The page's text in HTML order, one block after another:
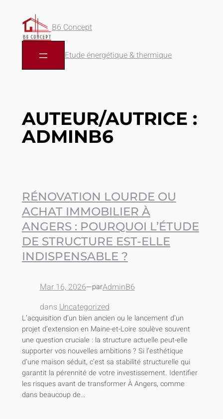
B6 Concept
Etude énergétique & thermique
AUTEUR/AUTRICE :
ADMINB6
RÉNOVATION LOURDE OU
ACHAT IMMOBILIER À
ANGERS : POURQUOI L’ÉTUDE
DE STRUCTURE EST-ELLE
INDISPENSABLE ?
Mar 16, 2026—parAdminB6
dansUncategorized
L’acquisition d’un bien ancien ou le lancement d’un
projet d’extension en Maine-et-Loire soulève souvent
une question cruciale : la structure actuelle peut-elle
supporter vos nouvelles ambitions ? Si l’esthétique
d’une maison séduit, c’est sa stabilité structurelle qui
garantit la pérennité de votre investissement. Identifier
les risques avant de transformer À Angers, comme
dans beaucoup de…